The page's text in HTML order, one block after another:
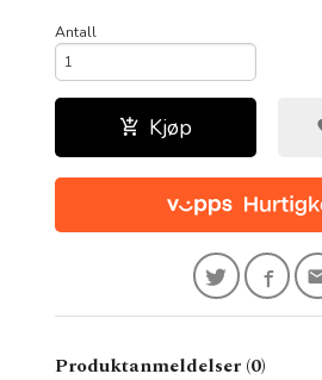
Antall
Kjøp
Produktanmeldelser (0)